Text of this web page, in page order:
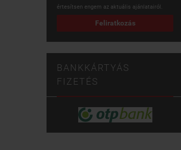
értesítsen engem az aktuális ajánlatairól.
Feliratkozás
BANKKÁRTYÁS
FIZETÉS